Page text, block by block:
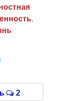
,
2